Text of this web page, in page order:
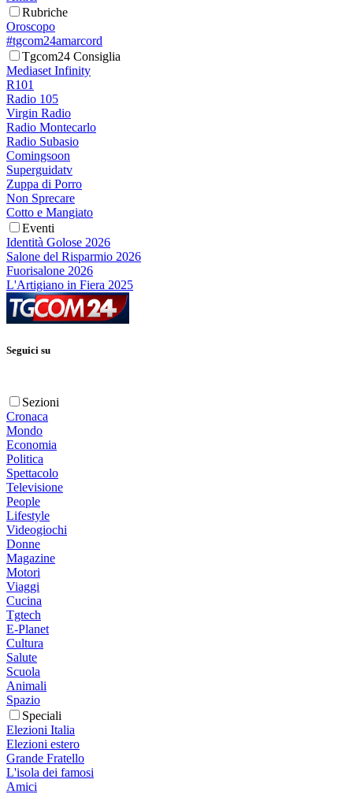
Rubriche
Oroscopo
#tgcom24amarcord
Tgcom24 Consiglia
Mediaset Infinity
R101
Radio 105
Virgin Radio
Radio Montecarlo
Radio Subasio
Comingsoon
Superguidatv
Zuppa di Porro
Non Sprecare
Cotto e Mangiato
Eventi
Identità Golose 2026
Salone del Risparmio 2026
Fuorisalone 2026
L'Artigiano in Fiera 2025
Seguici su
Sezioni
Cronaca
Mondo
Economia
Politica
Spettacolo
Televisione
People
Lifestyle
Videogiochi
Donne
Magazine
Motori
Viaggi
Cucina
Tgtech
E-Planet
Cultura
Salute
Scuola
Animali
Spazio
Speciali
Elezioni Italia
Elezioni estero
Grande Fratello
L'isola dei famosi
Amici